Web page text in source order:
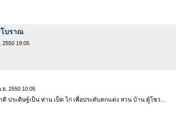
โบราณ
2550 19:05
ย. 2550 10:05
ประดิษฐ์เป็น ห่าน เป็ด ไก่ เพื่อประดับตกแต่ง สวน บ้าน ตู้โชว...